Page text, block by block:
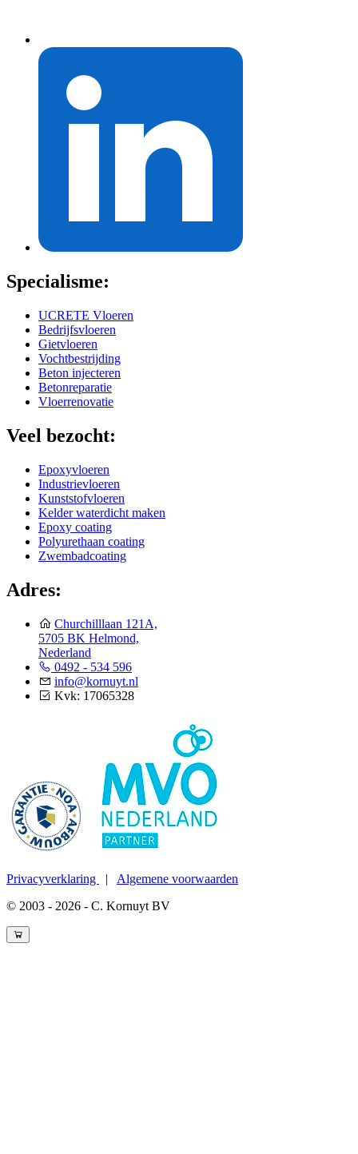
Specialisme:
UCRETE Vloeren
Bedrijfsvloeren
Gietvloeren
Vochtbestrijding
Beton injecteren
Betonreparatie
Vloerrenovatie
Veel bezocht:
Epoxyvloeren
Industrievloeren
Kunststofvloeren
Kelder waterdicht maken
Epoxy coating
Polyurethaan coating
Zwembadcoating
Adres:
Churchilllaan 121A,
5705 BK Helmond,
Nederland
0492 - 534 596
info@kornuyt.nl
Kvk: 17065328
Privacyverklaring | Algemene voorwaarden
© 2003 - 2026 - C. Kornuyt BV